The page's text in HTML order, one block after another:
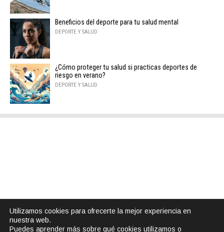
Beneficios del deporte para tu salud mental
DEPORTE Y SALUD
¿Cómo proteger tu salud si practicas deportes de
riesgo en verano?
DEPORTE Y SALUD
Utilizamos cookies para ofrecerte la mejor experiencia en
nuestra web.
Puedes aprender más sobre qué cookies utilizamos o